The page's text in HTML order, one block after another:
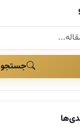
جستجو